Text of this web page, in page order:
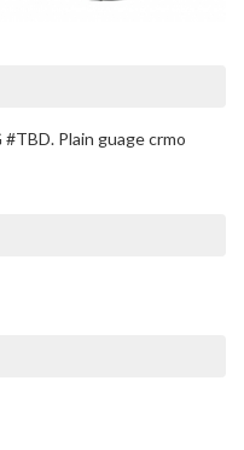
#TBD. Plain guage crmo